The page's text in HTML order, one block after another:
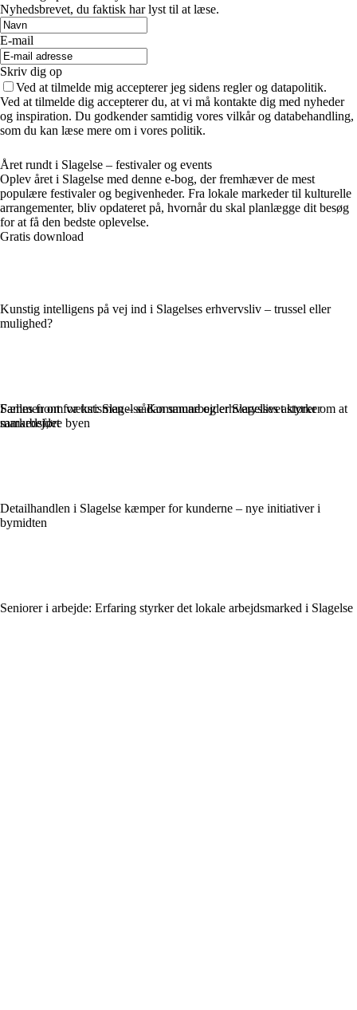
Nyhedsbrevet, du faktisk har lyst til at læse.
E-mail
Skriv dig op
Ved at tilmelde mig accepterer jeg sidens regler og datapolitik.
Ved at tilmelde dig accepterer du, at vi må kontakte dig med nyheder
og inspiration. Du godkender samtidig vores vilkår og databehandling,
som du kan læse mere om i vores politik.
Året rundt i Slagelse – festivaler og events
Oplev året i Slagelse med denne e-bog, der fremhæver de mest
populære festivaler og begivenheder. Fra lokale markeder til kulturelle
arrangementer, bliv opdateret på, hvornår du skal planlægge dit besøg
for at få den bedste oplevelse.
Gratis download
Kunstig intelligens på vej ind i Slagelses erhvervsliv – trussel eller
mulighed?
Sammen om vækst: Slagelse Kommune og erhvervslivet styrker
samarbejdet
Detailhandlen i Slagelse kæmper for kunderne – nye initiativer i
bymidten
Seniorer i arbejde: Erfaring styrker det lokale arbejdsmarked i Slagelse
Fælles front for turismen – sådan samarbejder Slagelses aktører om at
markedsføre byen